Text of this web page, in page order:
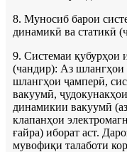
8. Муносиб барои
динамикӣ ва статикӣ
9. Системаи қубурҳои
(чандир): Аз
шлангҳои ҷамперӣ,
вакуумӣ,
динамикии вакуумӣ
клапанҳои
ғайра) иборат аст.
мувофиқи талаботи